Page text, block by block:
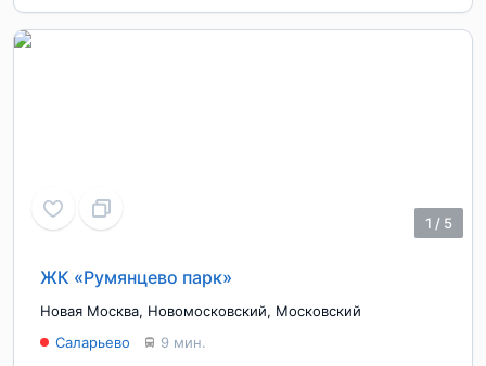
1 / 5
ЖК «Румянцево парк»
Новая Москва, Новомосковский, Московский
Саларьево 9 мин.